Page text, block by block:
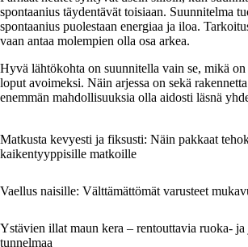
spontaanius täydentävät toisiaan. Suunnitelma
spontaanius puolestaan energiaa ja iloa.
vaan antaa molempien olla osa arkea.
Hyvä lähtökohta on suunnitella vain se, mikä on
loput avoimeksi. Näin arjessa on sekä
enemmän mahdollisuuksia olla aidosti läsnä
Matkusta kevyesti ja fiksusti: Näin pakkaat
kaikentyyppisille matkoille
Vaellus naisille: Välttämättömät varusteet
Ystävien illat maun kera – rentouttavia ruoka- ja
tunnelmaa